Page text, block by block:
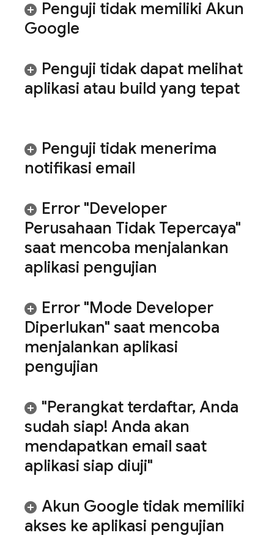
Penguji tidak memiliki Akun
Google
Penguji tidak dapat melihat
aplikasi atau build yang tepat
Penguji tidak menerima
notifikasi email
Error "Developer
Perusahaan Tidak Tepercaya"
saat mencoba menjalankan
aplikasi pengujian
Error "Mode Developer
Diperlukan" saat mencoba
menjalankan aplikasi
pengujian
"Perangkat terdaftar, Anda
sudah siap! Anda akan
mendapatkan email saat
aplikasi siap diuji"
Akun Google tidak memiliki
akses ke aplikasi pengujian